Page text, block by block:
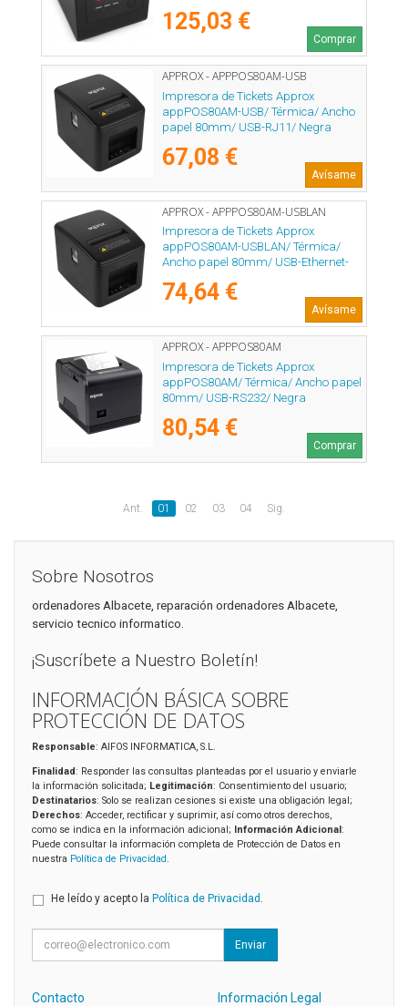
125,03 €
Comprar
APPROX - APPPOS80AM-USB
Impresora de Tickets Approx
appPOS80AM-USB/ Térmica/ Ancho
papel 80mm/ USB-RJ11/ Negra
67,08 €
Avísame
APPROX - APPPOS80AM-USBLAN
Impresora de Tickets Approx
appPOS80AM-USBLAN/ Térmica/
Ancho papel 80mm/ USB-Ethernet-
74,64 €
Avísame
APPROX - APPPOS80AM
Impresora de Tickets Approx
appPOS80AM/ Térmica/ Ancho papel
80mm/ USB-RS232/ Negra
80,54 €
Comprar
Ant. 01 02 03 04 Sig.
Sobre Nosotros
ordenadores Albacete, reparación ordenadores Albacete,
servicio tecnico informatico.
¡Suscríbete a Nuestro Boletín!
INFORMACIÓN BÁSICA SOBRE
PROTECCIÓN DE DATOS
Responsable: AIFOS INFORMATICA, S.L.
Finalidad: Responder las consultas planteadas por el usuario y enviarle
la información solicitada; Legitimación: Consentimiento del usuario;
Destinatarios: Solo se realizan cesiones si existe una obligación legal;
Derechos: Acceder, rectificar y suprimir, así como otros derechos,
como se indica en la información adicional; Información Adicional:
Puede consultar la información completa de Protección de Datos en
nuestra Política de Privacidad
He leído y acepto la Política de Privacidad .
Enviar
Contacto Información Legal